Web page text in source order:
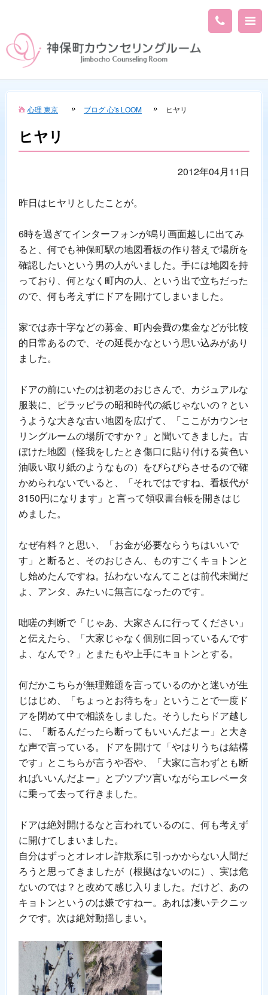
心理 東京 ブログ 心's LOOM ヒヤリ
ヒヤリ
2012年04月11日
昨日はヒヤリとしたことが。
6時を過ぎてインターフォンが鳴り画面越しに出てみ
ると、何でも神保町駅の地図看板の作り替えで場所を
確認したいという男の人がいました。手には地図を持
っており、何となく町内の人、という出で立ちだった
ので、何も考えずにドアを開けてしまいました。
家では赤十字などの募金、町内会費の集金などが比較
的日常あるので、その延長かなという思い込みがあり
ました。
ドアの前にいたのは初老のおじさんで、カジュアルな
服装に、ピラッピラの昭和時代の紙じゃないの？とい
うような大きな古い地図を広げて、「ここがカウンセ
リングルームの場所ですか？」と聞いてきました。古
ぼけた地図（怪我をしたとき傷口に貼り付ける黄色い
油吸い取り紙のようなもの）をぴらぴらさせるので確
かめられないでいると、「それではですね、看板代が
3150円になります」と言って領収書台帳を開きはじ
めました。
なぜ有料？と思い、「お金が必要ならうちはいいで
す」と断ると、そのおじさん、ものすごくキョトンと
し始めたんですね。払わないなんてことは前代未聞だ
よ、アンタ、みたいに無言になったのです。
咄嗟の判断で「じゃあ、大家さんに行ってください」
と伝えたら、「大家じゃなく個別に回っているんです
よ、なんで？」とまたもや上手にキョトンとする。
何だかこちらが無理難題を言っているのかと迷いが生
じはじめ、「ちょっとお待ちを」ということで一度ド
アを閉めて中で相談をしました。そうしたらドア越し
に、「断るんだったら断ってもいいんだよー」と大き
な声で言っている。ドアを開けて「やはりうちは結構
です」とこちらが言うや否や、「大家に言わずとも断
ればいいんだよー」とブツブツ言いながらエレベータ
に乗って去って行きました。
ドアは絶対開けるなと言われているのに、何も考えず
に開けてしまいました。
自分はずっとオレオレ詐欺系に引っかからない人間だ
ろうと思ってきましたが（根拠はないのに）、実は危
ないのでは？と改めて感じ入りました。だけど、あの
キョトンというのは嫌ですねー。あれは凄いテクニッ
クです。次は絶対動揺しまい。